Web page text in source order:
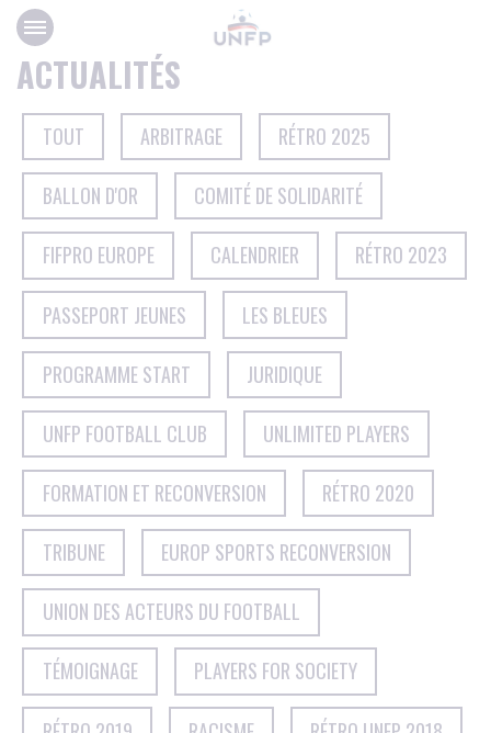
Panneau de gestion des cookies
ACTUALITÉS
TOUT ARBITRAGE RÉTRO 2025
BALLON D'OR COMITÉ DE SOLIDARITÉ
FIFPRO EUROPE CALENDRIER RÉTRO 2023
PASSEPORT JEUNES LES BLEUES
PROGRAMME START JURIDIQUE
UNFP FOOTBALL CLUB UNLIMITED PLAYERS
FORMATION ET RECONVERSION RÉTRO 2020
TRIBUNE EUROP SPORTS RECONVERSION
UNION DES ACTEURS DU FOOTBALL
TÉMOIGNAGE PLAYERS FOR SOCIETY